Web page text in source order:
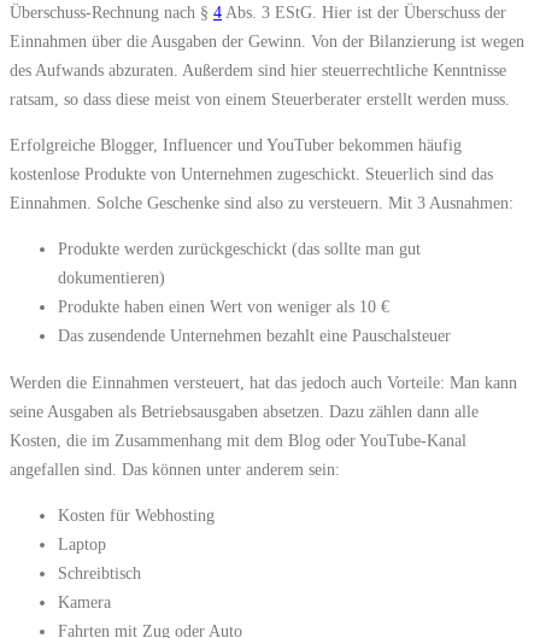
Überschuss-Rechnung nach § 4 Abs. 3 EStG. Hier ist der Überschuss der
Einnahmen über die Ausgaben der Gewinn. Von der Bilanzierung ist wegen
des Aufwands abzuraten. Außerdem sind hier steuerrechtliche Kenntnisse
ratsam, so dass diese meist von einem Steuerberater erstellt werden muss.
Erfolgreiche Blogger, Influencer und YouTuber bekommen häufig
kostenlose Produkte von Unternehmen zugeschickt. Steuerlich sind das
Einnahmen. Solche Geschenke sind also zu versteuern. Mit 3 Ausnahmen:
Produkte werden zurückgeschickt (das sollte man gut
dokumentieren)
Produkte haben einen Wert von weniger als 10 €
Das zusendende Unternehmen bezahlt eine Pauschalsteuer
Werden die Einnahmen versteuert, hat das jedoch auch Vorteile: Man kann
seine Ausgaben als Betriebsausgaben absetzen. Dazu zählen dann alle
Kosten, die im Zusammenhang mit dem Blog oder YouTube-Kanal
angefallen sind. Das können unter anderem sein:
Kosten für Webhosting
Laptop
Schreibtisch
Kamera
Fahrten mit Zug oder Auto